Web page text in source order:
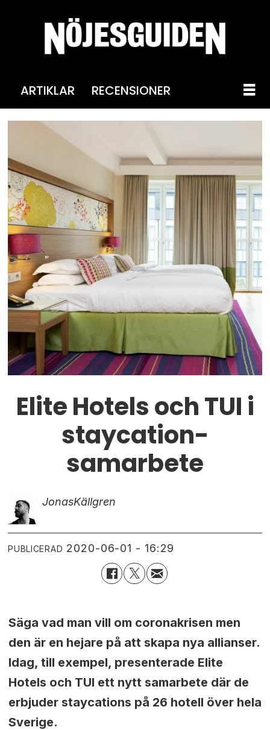
ARTIKLAR RECENSIONER
Elite Hotels och TUI i
staycation-
samarbete
JonasKällgren
PUBLICERAD 2020-06-01 - 16:29
Säga vad man vill om coronakrisen men
den är en hejare på att skapa nya allianser.
Idag, till exempel, presenterade Elite
Hotels och TUI ett nytt samarbete där de
erbjuder staycations på 26 hotell över hela
Sverige.